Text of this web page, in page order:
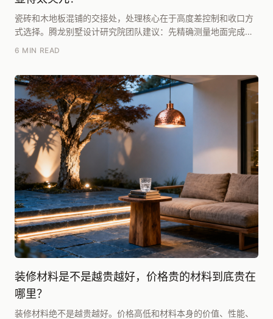
瓷砖和木地板混铺的交接处，处理核心在于高度差控制和收口方
式选择。腾龙别墅设计研究院团队建议：先精确测量地面完成面
6 MIN READ
装修材料是不是越贵越好，价格贵的材料到底贵在
哪里？
装修材料绝不是越贵越好。价格高低和材料本身的价值、性能、